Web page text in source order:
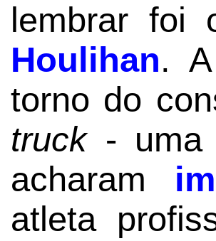
lembrar foi
Houlihan.
torno do
truck- uma
acharam
atleta